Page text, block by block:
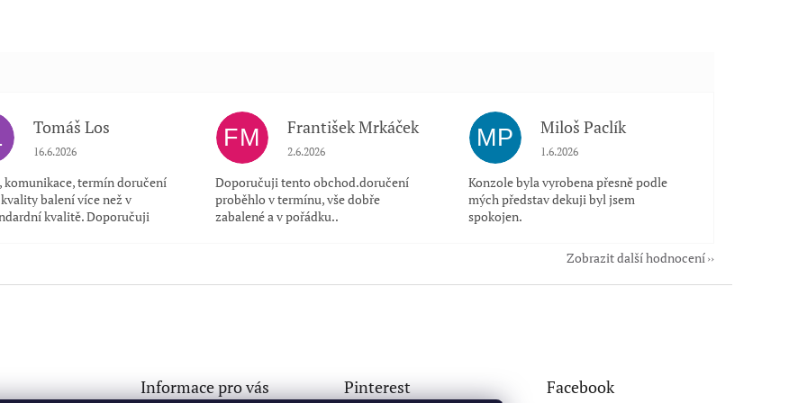
Tomáš Los
Hodnocení obchodu je 5 z 5 hvězdiček.
16.6.2026
komunikace, termín doručení
balení více než v
kvalitě. Doporučuji
FM František Mrkáček
Hodnocení obchodu je 5 z 5 hvězdiček.
2.6.2026
Doporučuji tento obchod.doručení
proběhlo v termínu, vše dobře
zabalené a v pořádku..
MP Miloš Paclík
Hodnocení obchodu je 5 z 5 hvězdiček.
1.6.2026
Konzole byla vyrobena přesně podle
mých představ dekuji byl jsem
spokojen.
Zobrazit další hodnocení
Informace pro vás Pinterest Facebook